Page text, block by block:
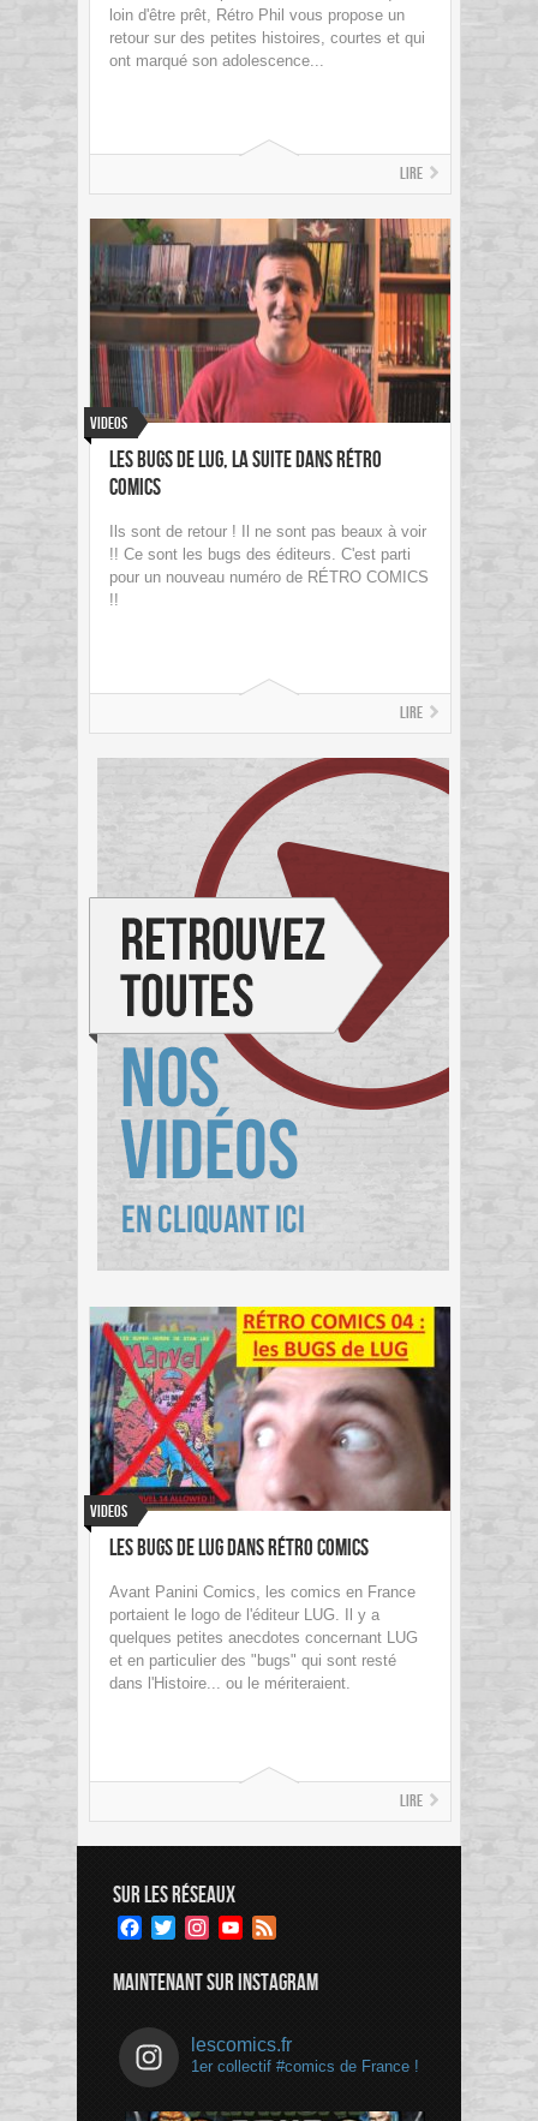
loin d'être prêt, Rétro Phil vous propose un
retour sur des petites histoires, courtes et qui
ont marqué son adolescence...
Lire
Videos
Les Bugs De Lug, la suite dans Rétro
Comics
Ils sont de retour ! Il ne sont pas beaux à voir
!! Ce sont les bugs des éditeurs. C'est parti
pour un nouveau numéro de RÉTRO COMICS
!!
Lire
Videos
Les bugs de LUG dans Rétro Comics
Avant Panini Comics, les comics en France
portaient le logo de l'éditeur LUG. Il y a
quelques petites anecdotes concernant LUG
et en particulier des "bugs" qui sont resté
dans l'Histoire... ou le mériteraient.
Lire
SUR LES RÉSEAUX
Facebook
TwitterInstagramYouTube
MAINTENANT SUR INSTAGRAM
lescomics.fr
1er collectif #comics de France !